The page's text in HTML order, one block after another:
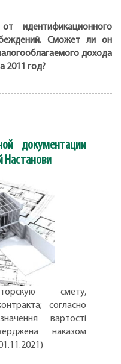
идентификационного
Сможет ли он
дохода
2011 год?
документации
Настанови
смету,
согласно
вартості
наказом